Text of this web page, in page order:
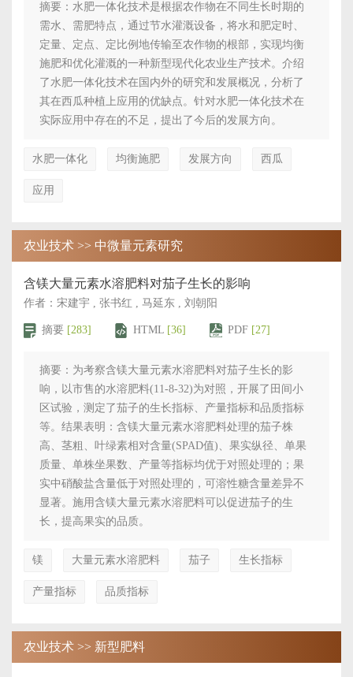
摘要：水肥一体化技术是根据农作物在不同生长时期的
需水、需肥特点，通过节水灌溉设备，将水和肥定时、
定量、定点、定比例地传输至农作物的根部，实现均衡
施肥和优化灌溉的一种新型现代化农业生产技术。介绍
了水肥一体化技术在国内外的研究和发展概况，分析了
其在西瓜种植上应用的优缺点。针对水肥一体化技术在
实际应用中存在的不足，提出了今后的发展方向。
水肥一体化 均衡施肥 发展方向 西瓜
应用
农业技术 >> 中微量元素研究
含镁大量元素水溶肥料对茄子生长的影响
作者：宋建宇 , 张书红 , 马延东 , 刘朝阳
摘要 [283] HTML [36] PDF [27]
摘要：为考察含镁大量元素水溶肥料对茄子生长的影
响，以市售的水溶肥料(11-8-32)为对照，开展了田间小
区试验，测定了茄子的生长指标、产量指标和品质指标
等。结果表明：含镁大量元素水溶肥料处理的茄子株
高、茎粗、叶绿素相对含量(SPAD值)、果实纵径、单果
质量、单株坐果数、产量等指标均优于对照处理的；果
实中硝酸盐含量低于对照处理的，可溶性糖含量差异不
显著。施用含镁大量元素水溶肥料可以促进茄子的生
长，提高果实的品质。
镁 大量元素水溶肥料 茄子 生长指标
产量指标 品质指标
农业技术 >> 新型肥料